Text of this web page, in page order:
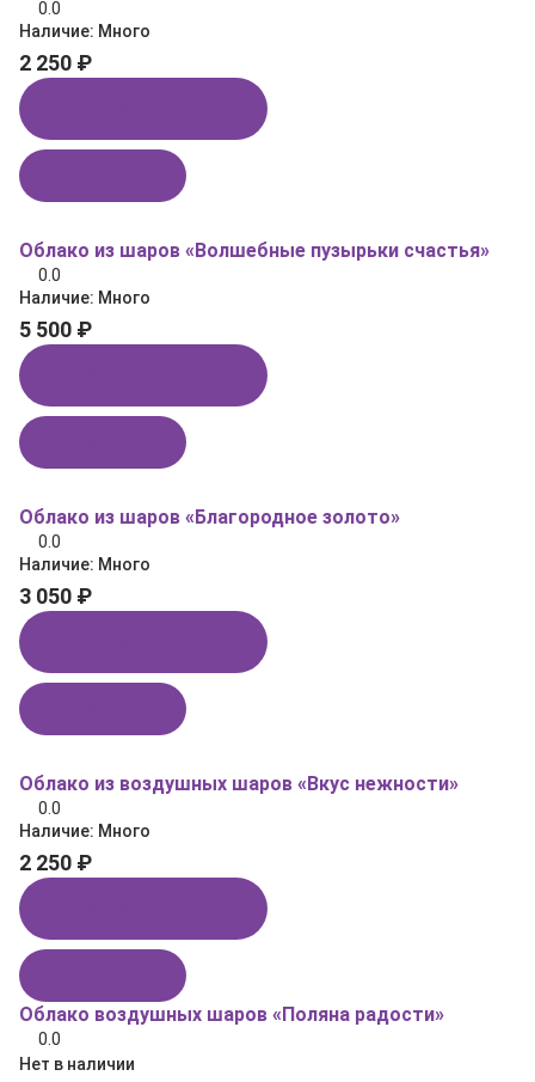
0.0
Наличие: Много
2 250 ₽
Облако из шаров «Волшебные пузырьки счастья»
0.0
Наличие: Много
5 500 ₽
Облако из шаров «Благородное золото»
0.0
Наличие: Много
3 050 ₽
Облако из воздушных шаров «Вкус нежности»
0.0
Наличие: Много
2 250 ₽
Облако воздушных шаров «Поляна радости»
0.0
Нет в наличии